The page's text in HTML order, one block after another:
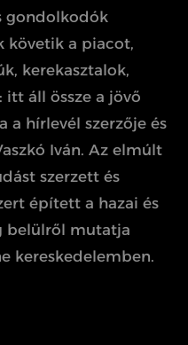
gondolkodók
követik a piacot,
kerekasztalok,
áll össze a jövő
a hírlevél szerzője és
Iván. Az elmúlt
szerzett és
épített a hazai és
belülről mutatja
kereskedelemben.